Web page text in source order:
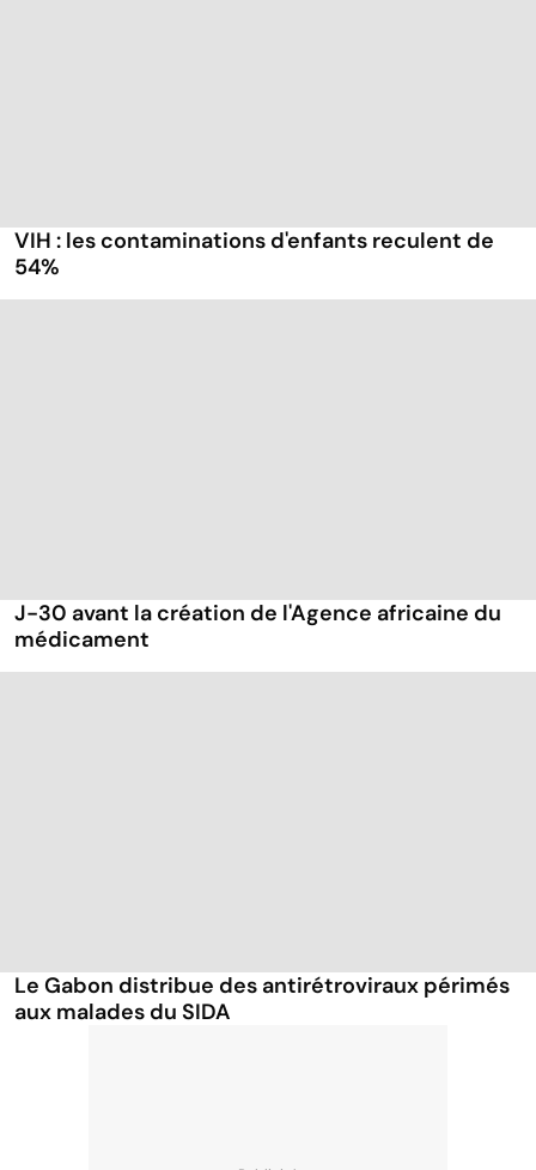
VIH : les contaminations d'enfants reculent de
54%
J-30 avant la création de l'Agence africaine du
médicament
Le Gabon distribue des antirétroviraux périmés
aux malades du SIDA